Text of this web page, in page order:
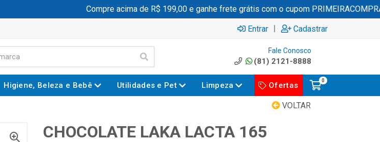
Compre acima de R$ 199,00 e ganhe frete grátis com o cupom PRIMEIRACOMPRA
Entrar | Cadastrar
Fale Conosco
(81) 2121-8888
Higiene, Beleza e Bebê Utilidades e Pet Limpeza Ofertas
0
VOLTAR
CHOCOLATE LAKA LACTA 165